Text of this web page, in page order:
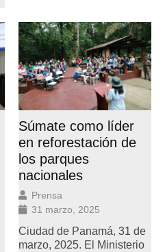
Súmate como líder
en reforestación de
los parques
nacionales
Prensa
31 marzo, 2025
Ciudad de Panamá, 31 de
marzo, 2025. El Ministerio